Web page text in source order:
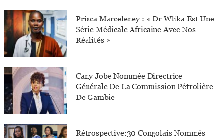
Prisca Marceleney : « Dr Wlika Est Une
Série Médicale Africaine Avec Nos
Réalités »
Cany Jobe Nommée Directrice
Générale De La Commission Pétrolière
De Gambie
Rétrospective:30 Congolais Nommés